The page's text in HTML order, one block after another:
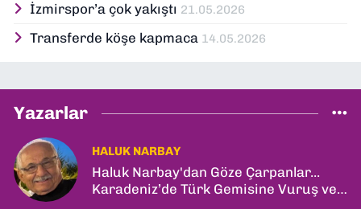
İzmirspor’a çok yakıştı 21.05.2026
Transferde köşe kapmaca 14.05.2026
Yazarlar
HALUK NARBAY
Haluk Narbay'dan Göze Çarpanlar...
Karadeniz’de Türk Gemisine Vuruş ve